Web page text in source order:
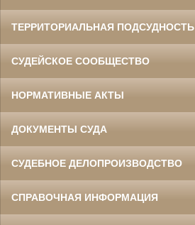
ТЕРРИТОРИАЛЬНАЯ ПОДСУДНОСТЬ
СУДЕЙСКОЕ СООБЩЕСТВО
НОРМАТИВНЫЕ АКТЫ
ДОКУМЕНТЫ СУДА
СУДЕБНОЕ ДЕЛОПРОИЗВОДСТВО
СПРАВОЧНАЯ ИНФОРМАЦИЯ